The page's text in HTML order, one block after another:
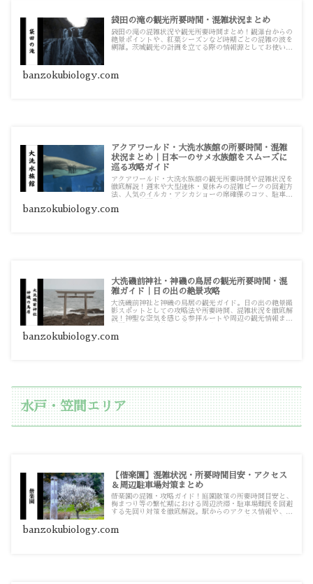
袋田の滝の観光所要時間・混雑状況まとめ
袋田の滝の混雑状況や観光所要時間まとめ！観瀑台からの
絶景ポイントや、紅葉シーズンなど時期ごとの混雑の波を
網羅。茨城観光の計画を立てる際の情報源としてお使いく
banzokubiology.com
アクアワールド・大洗水族館の所要時間・混雑
状況まとめ｜日本一のサメ水族館をスムーズに
巡る攻略ガイド
アクアワールド・大洗水族館の観光所要時間や混雑状況を
徹底解説！週末や大型連休・夏休みの混雑ピークの回避方
法、人気のイルカ・アシカショーの席確保のコツ、駐車場
banzokubiology.com
大洗磯前神社・神磯の鳥居の観光所要時間・混
雑ガイド｜日の出の絶景攻略
大洗磯前神社と神磯の鳥居の観光ガイド。日の出の絶景撮
影スポットとしての攻略法や所要時間、混雑状況を徹底解
説！神聖な空気を感じる参拝ルートや周辺の観光情報まで
banzokubiology.com
水戸・笠間エリア
【偕楽園】混雑状況・所要時間目安・アクセス
＆周辺駐車場対策まとめ
偕楽園の混雑・攻略ガイド！庭園散策の所要時間目安と、
梅まつり等の繁忙期における周辺渋滞・駐車場難民を回避
する先回り対策を徹底解説。駅からのアクセス情報や、現
とめています。
banzokubiology.com